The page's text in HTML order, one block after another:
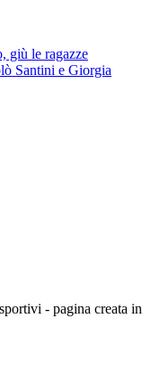
giù le ragazze
Santini e Giorgia
- pagina creata in